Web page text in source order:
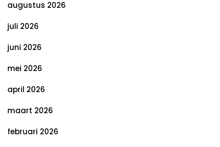
augustus 2026
juli 2026
juni 2026
mei 2026
april 2026
maart 2026
februari 2026